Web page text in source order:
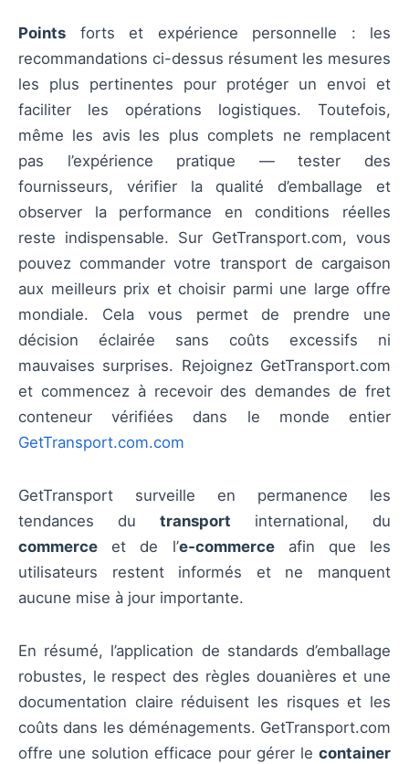
Points forts et expérience personnelle : les
recommandations ci-dessus résument les mesures
les plus pertinentes pour protéger un envoi et
faciliter les opérations logistiques. Toutefois,
même les avis les plus complets ne remplacent
pas l’expérience pratique — tester des
fournisseurs, vérifier la qualité d’emballage et
observer la performance en conditions réelles
reste indispensable. Sur GetTransport.com, vous
pouvez commander votre transport de cargaison
aux meilleurs prix et choisir parmi une large offre
mondiale. Cela vous permet de prendre une
décision éclairée sans coûts excessifs ni
mauvaises surprises. Rejoignez GetTransport.com
et commencez à recevoir des demandes de fret
conteneur vérifiées dans le monde entier
GetTransport.com.com
GetTransport surveille en permanence les
tendances du transport international, du
commerce et de l’e‑commerceafin que les
utilisateurs restent informés et ne manquent
aucune mise à jour importante.
En résumé, l’application de standards d’emballage
robustes, le respect des règles douanières et une
documentation claire réduisent les risques et les
coûts dans les déménagements. GetTransport.com
offre une solution efficace pour gérer le container